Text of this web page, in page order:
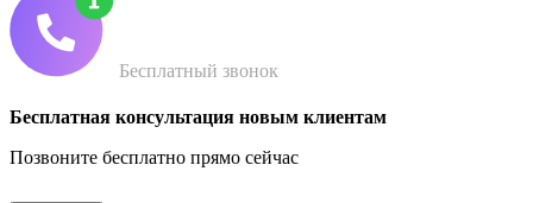
Бесплатный звонок
Бесплатная консультация новым клиентам
Позвоните бесплатно прямо сейчас